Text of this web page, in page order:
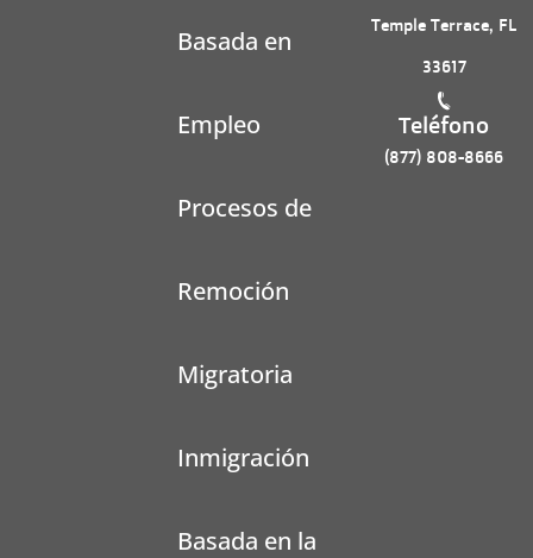
Basada en
Empleo
Procesos de
Remoción
Migratoria
Inmigración
Basada en la
Temple Terrace, FL
33617
Teléfono
(877) 808-8666